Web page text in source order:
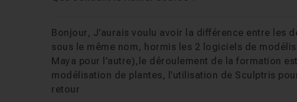
Bonjour, J'aurais voulu avoir la différence entre les
sous le même nom, hormis les 2 logiciels de
Maya pour l'autre),le déroulement de la formation
modélisation de plantes, l'utilisation de Sculptris
retour